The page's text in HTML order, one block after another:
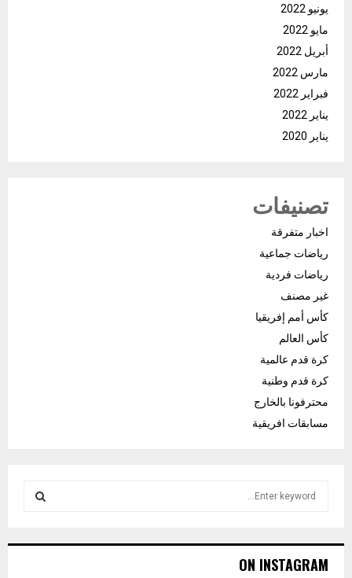
يونيو 2022
مايو 2022
أبريل 2022
مارس 2022
فبراير 2022
يناير 2022
يناير 2020
تصنيفات
اخبار متفرقة
رياضات جماعية
رياضات فردية
غير مصنف
كأس أمم إفريقيا
كأس العالم
كرة قدم عالمية
كرة قدم وطنية
محترفونا بالخارج
مسابقات افريقية
h
ON INSTAGRAM